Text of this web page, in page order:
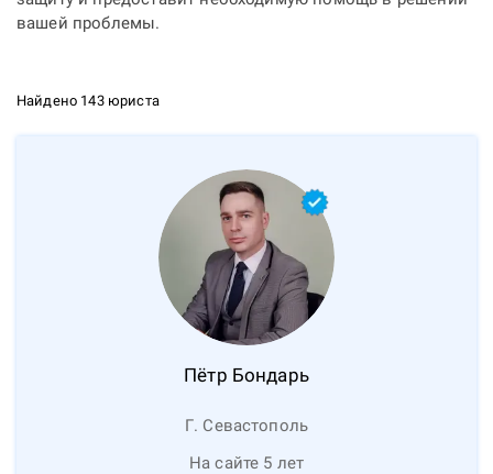
вашей проблемы.
Найдено 143 юриста
Пётр Бондарь
Г. Севастополь
На сайте 5 лет